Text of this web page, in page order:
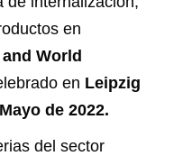
en
World
en Leipzig
de 2022.
del sector